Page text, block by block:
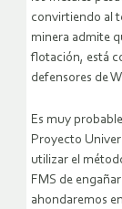
convirtiendo al
minera admite
flotación, está
defensores de
Es muy
Proyecto
utilizar el
FMS de
ahondaremos